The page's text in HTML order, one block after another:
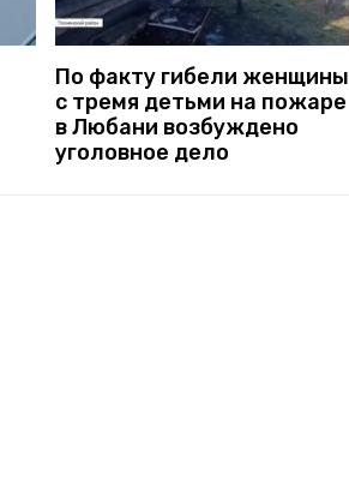
По факту гибели женщины
с тремя детьми на пожаре
в Любани возбуждено
уголовное дело